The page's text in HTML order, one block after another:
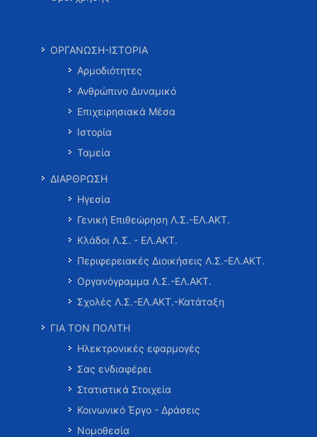
ΟΡΓΑΝΩΣΗ-ΙΣΤΟΡΙΑ
Αρμοδιότητες
Ανθρώπινο Δυναμικό
Επιχειρησιακά Μέσα
Ιστορία
Ταμεία
ΔΙΑΡΘΡΩΣΗ
Ηγεσία
Γενική Επιθεώρηση Λ.Σ.-ΕΛ.ΑΚΤ.
Κλάδοι Λ.Σ. - ΕΛ.ΑΚΤ.
Περιφερειακές Διοικήσεις Λ.Σ.-ΕΛ.ΑΚΤ.
Οργανόγραμμα Λ.Σ.-ΕΛ.ΑΚΤ.
Σχολές Λ.Σ.-ΕΛ.ΑΚΤ.-Κατάταξη
ΓΙΑ ΤΟΝ ΠΟΛΙΤΗ
Ηλεκτρονικές εφαρμογές
Σας ενδιαφέρει
Στατιστικά Στοιχεία
Κοινωνικό Έργο - Δράσεις
Νομοθεσία